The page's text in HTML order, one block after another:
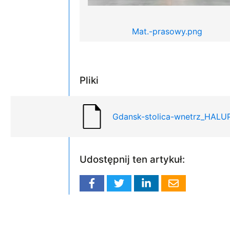
Mat.-prasowy.png
Pliki
Gdansk-stolica-
Udostępnij ten artykuł: